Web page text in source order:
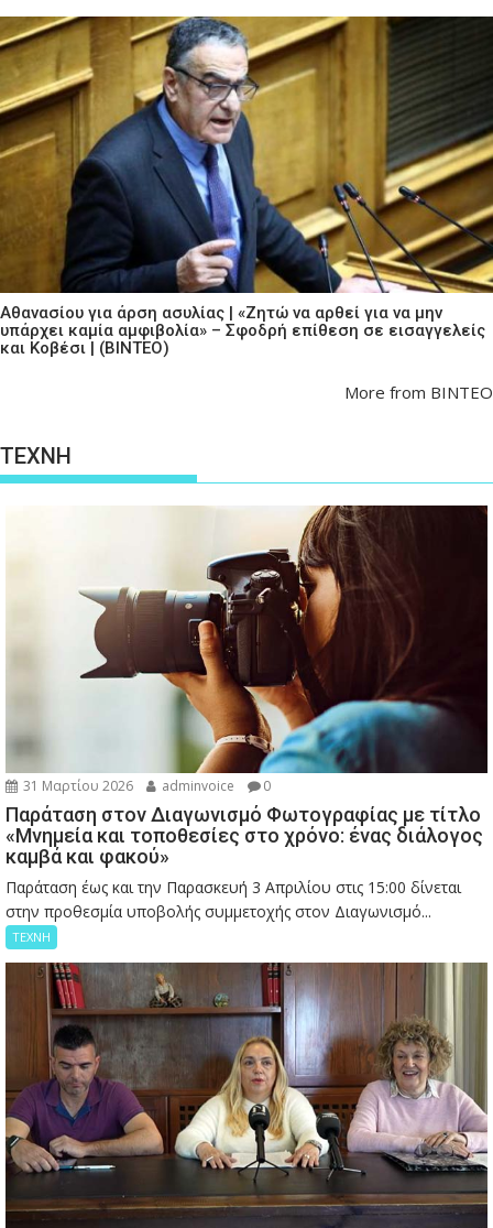
Αθανασίου για άρση ασυλίας | «Ζητώ να αρθεί για να μην
υπάρχει καμία αμφιβολία» – Σφοδρή επίθεση σε εισαγγελείς
και Κοβέσι | (ΒΙΝΤΕΟ)
More from ΒΙΝΤΕΟ
ΤΕΧΝΗ
31 Μαρτίου 2026 adminvoice 0
Παράταση στον Διαγωνισμό Φωτογραφίας με τίτλο
«Μνημεία και τοποθεσίες στο χρόνο: ένας διάλογος
καμβά και φακού»
Παράταση έως και την Παρασκευή 3 Απριλίου στις 15:00 δίνεται
στην προθεσμία υποβολής συμμετοχής στον Διαγωνισμό...
ΤΕΧΝΗ